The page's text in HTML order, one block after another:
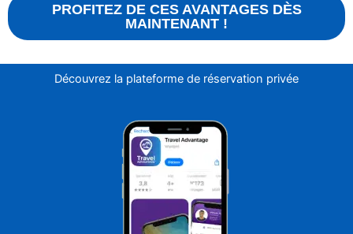
PROFITEZ DE CES AVANTAGES DÈS
MAINTENANT !
Découvrez la plateforme de réservation privée